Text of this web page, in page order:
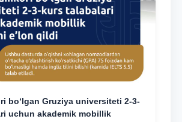
bo‘lgan Gruziya universiteti 2-3-
uchun akademik mobillik